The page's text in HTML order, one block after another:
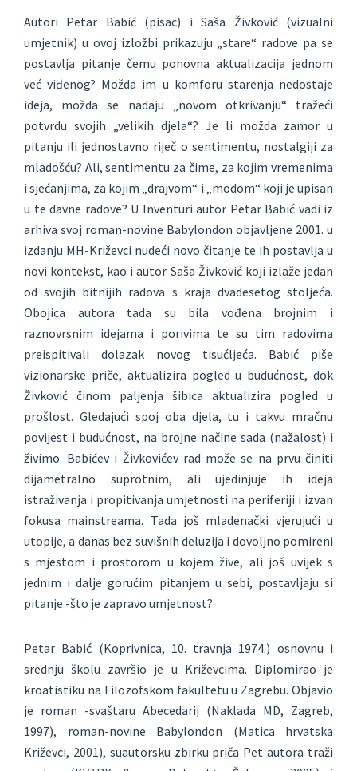
Autori Petar Babić (pisac) i Saša Živković (vizualni
umjetnik) u ovoj izložbi prikazuju „stare“ radove pa se
postavlja pitanje čemu ponovna aktualizacija jednom
već viđenog? Možda im u komforu starenja nedostaje
ideja, možda se nadaju „novom otkrivanju“ tražeći
potvrdu svojih „velikih djela“? Je li možda zamor u
pitanju ili jednostavno riječ o sentimentu, nostalgiji za
mladošću? Ali, sentimentu za čime, za kojim vremenima
i sjećanjima, za kojim „drajvom“ i „modom“ koji je upisan
u te davne radove? U Inventuri autor Petar Babić vadi iz
arhiva svoj roman-novine Babylondon objavljene 2001. u
izdanju MH-Križevci nudeći novo čitanje te ih postavlja u
novi kontekst, kao i autor Saša Živković koji izlaže jedan
od svojih bitnijih radova s kraja dvadesetog stoljeća.
Obojica autora tada su bila vođena brojnim i
raznovrsnim idejama i porivima te su tim radovima
preispitivali dolazak novog tisućljeća. Babić piše
vizionarske priče, aktualizira pogled u budućnost, dok
Živković činom paljenja šibica aktualizira pogled u
prošlost. Gledajući spoj oba djela, tu i takvu mračnu
povijest i budućnost, na brojne načine sada (nažalost) i
živimo. Babićev i Živkovićev rad može se na prvu činiti
dijametralno suprotnim, ali ujedinjuje ih ideja
istraživanja i propitivanja umjetnosti na periferiji i izvan
fokusa mainstreama. Tada još mladenački vjerujući u
utopije, a danas bez suvišnih deluzija i dovoljno pomireni
s mjestom i prostorom u kojem žive, ali još uvijek s
jednim i dalje gorućim pitanjem u sebi, postavljaju si
pitanje -što je zapravo umjetnost?
Petar Babić (Koprivnica, 10. travnja 1974.) osnovnu i
srednju školu završio je u Križevcima. Diplomirao je
kroatistiku na Filozofskom fakultetu u Zagrebu. Objavio
je roman -svaštaru Abecedarij (Naklada MD, Zagreb,
1997), roman-novine Babylondon (Matica hrvatska
Križevci, 2001), suautorsku zbirku priča Pet autora traži